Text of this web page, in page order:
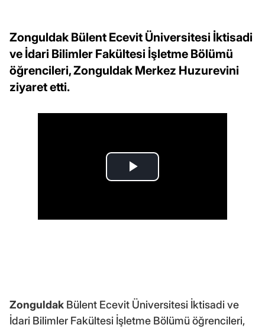
Zonguldak Bülent Ecevit Üniversitesi İktisadi
ve İdari Bilimler Fakültesi İşletme Bölümü
öğrencileri, Zonguldak Merkez Huzurevini
ziyaret etti.
Zonguldak Bülent Ecevit Üniversitesi İktisadi ve
İdari Bilimler Fakültesi İşletme Bölümü öğrencileri,